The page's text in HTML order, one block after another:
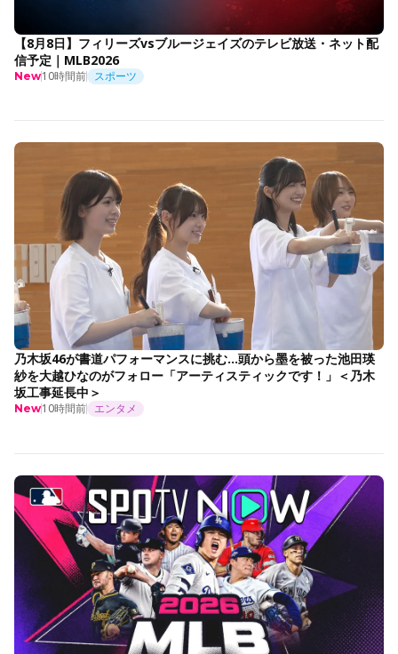
【8月8日】フィリーズvsブルージェイズのテレビ放送・ネット配
信予定｜MLB2026
New10時間前 スポーツ
乃木坂46が書道パフォーマンスに挑む…頭から墨を被った池田瑛
紗を大越ひなのがフォロー「アーティスティックです！」＜乃木
坂工事延長中＞
New10時間前 エンタメ